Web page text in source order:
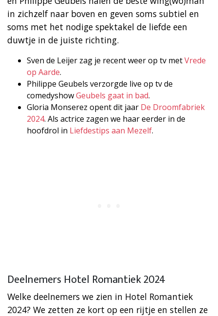
in zichzelf naar boven en geven soms subtiel en
soms met het nodige spektakel de liefde een
duwtje in de juiste richting.
Sven de Leijer zag je recent weer op tv metVrede
op Aarde.
Philippe Geubels verzorgde live op tv de
comedyshowGeubels gaat in bad.
Gloria Monserez opent dit jaar De Droomfabriek
2024. Als actrice zagen we haar eerder in de
hoofdrol in Liefdestips aan Mezelf.
Deelnemers Hotel Romantiek 2024
Welke deelnemers we zien in Hotel Romantiek
2024? We zetten ze kort op een rijtje en stellen ze